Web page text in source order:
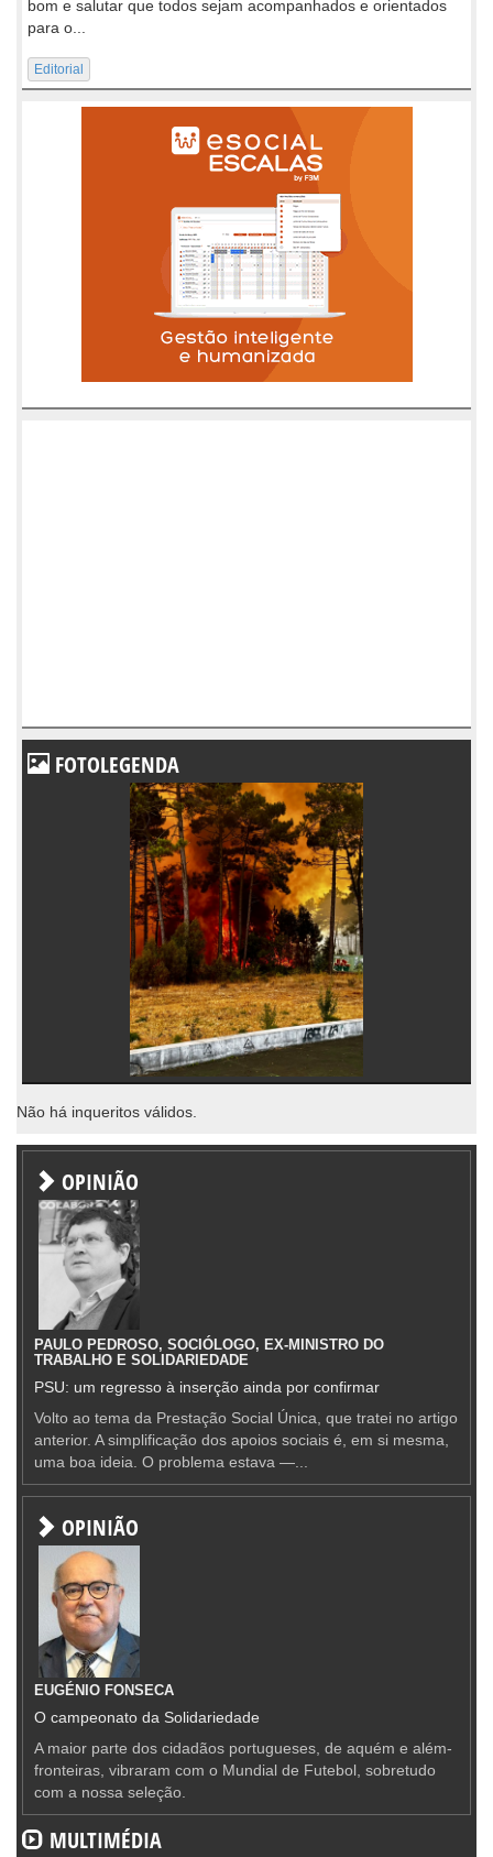
bom e salutar que todos sejam acompanhados e orientados
para o...
Editorial
FOTOLEGENDA
Não há inqueritos válidos.
OPINIÃO
PAULO PEDROSO, SOCIÓLOGO, EX-MINISTRO DO
TRABALHO E SOLIDARIEDADE
PSU: um regresso à inserção ainda por confirmar
Volto ao tema da Prestação Social Única, que tratei no artigo
anterior. A simplificação dos apoios sociais é, em si mesma,
uma boa ideia. O problema estava —...
OPINIÃO
EUGÉNIO FONSECA
O campeonato da Solidariedade
A maior parte dos cidadãos portugueses, de aquém e além-
fronteiras, vibraram com o Mundial de Futebol, sobretudo
com a nossa seleção.
MULTIMÉDIA